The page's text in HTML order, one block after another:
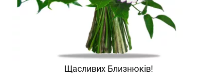
Щасливих Близнюків!